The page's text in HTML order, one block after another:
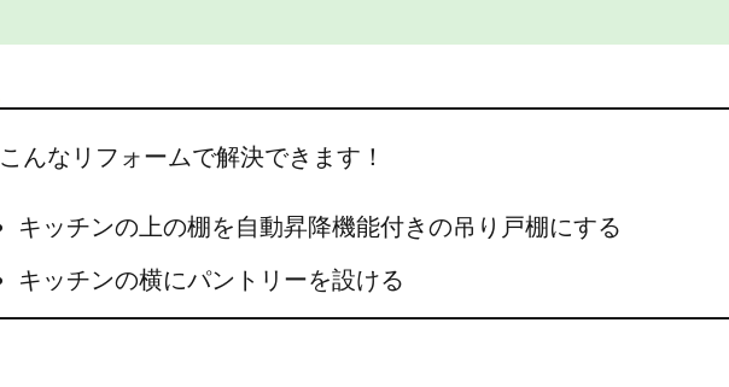
こんなリフォームで解決できます！
キッチンの上の棚を自動昇降機能付きの吊り戸棚にする
キッチンの横にパントリーを設ける